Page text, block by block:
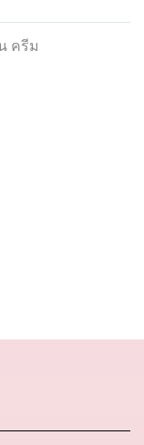
ครีม